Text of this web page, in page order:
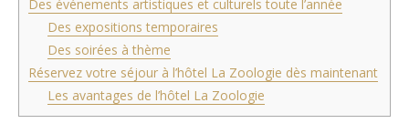
Des événements artistiques et culturels toute l’année
Des expositions temporaires
Des soirées à thème
Réservez votre séjour à l’hôtel La Zoologie dès maintenant
Les avantages de l’hôtel La Zoologie